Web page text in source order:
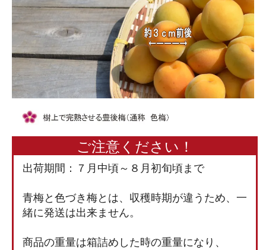
ご注意ください！
出荷期間：７月中頃～８月初旬頃まで
青梅と色づき梅とは、収穫時期が違うため、一
緒に発送は出来ません。
商品の重量は箱詰めした時の重量になり、